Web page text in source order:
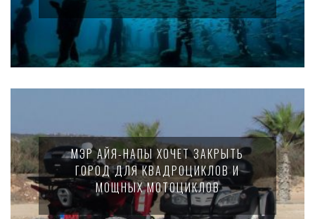
МЭР АЙЯ-НАПЫ ХОЧЕТ ЗАКРЫТЬ
ГОРОД ДЛЯ КВАДРОЦИКЛОВ И
МОЩНЫХ МОТОЦИКЛОВ